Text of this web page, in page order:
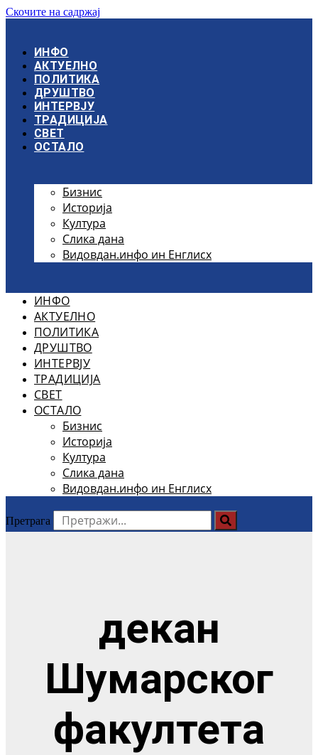
Скочите на садржај
ИНФО
АКТУЕЛНО
ПОЛИТИКА
ДРУШТВО
ИНТЕРВЈУ
ТРАДИЦИЈА
СВЕТ
ОСТАЛО
Бизнис
Историја
Култура
Слика дана
Видовдан.инфо ин Енглисх
ИНФО
АКТУЕЛНО
ПОЛИТИКА
ДРУШТВО
ИНТЕРВЈУ
ТРАДИЦИЈА
СВЕТ
ОСТАЛО
Бизнис
Историја
Култура
Слика дана
Видовдан.инфо ин Енглисх
Претрага
декан
Шумарског
факултета